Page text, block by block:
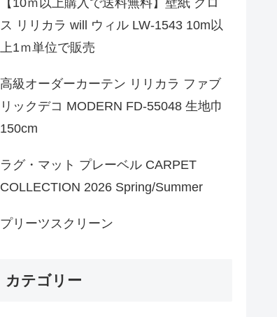
ス リリカラ will ウィル LW-1543 10m以
上1ｍ単位で販売
高級オーダーカーテン リリカラ ファブ
リックデコ MODERN FD-55048 生地巾
150cm
ラグ・マット プレーベル CARPET
COLLECTION 2026 Spring/Summer
プリーツスクリーン
カテゴリー